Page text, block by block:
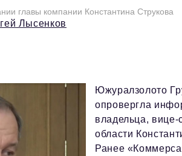
главы компании Константина Струкова
Лысенков
Южуралзолото
опровергла
владельца, вице-
области
Ранее